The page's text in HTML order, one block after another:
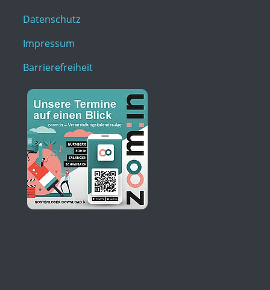
Datenschutz
Impressum
Barrierefreiheit